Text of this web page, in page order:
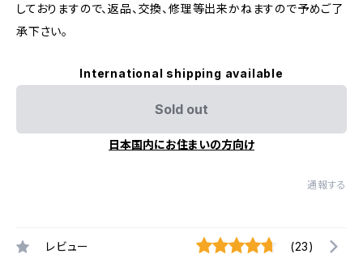
しておりますので、返品、交換、修理等出来かねますので予めご了
承下さい。
International shipping available
Sold out
日本国内にお住まいの方向け
通報する
レビュー (23)